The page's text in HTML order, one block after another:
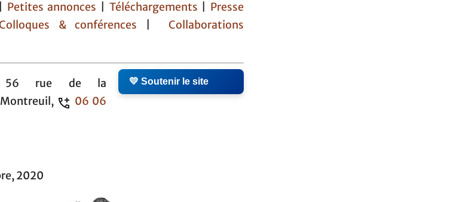
Petites annonces Téléchargements
Presse
& conférences
Collaborations
💛 Soutenir le site
56 rue de la
06 06
2020